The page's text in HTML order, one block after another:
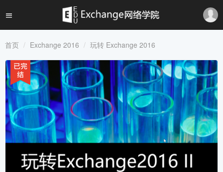
首页 Exchange 2016 玩转 Exchange 2016